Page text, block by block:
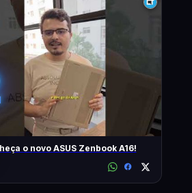
o novo ASUS Zenbook A16!